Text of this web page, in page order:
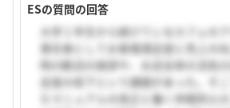
ESの質問の回答
大学１年生から続けているカフェの
責任者としてお客様満足度と売上の
時の歓迎の挨拶や、お店全体の活気
足度の低下という課題があった。そ
たマニュアルの改正と働く仲間同士